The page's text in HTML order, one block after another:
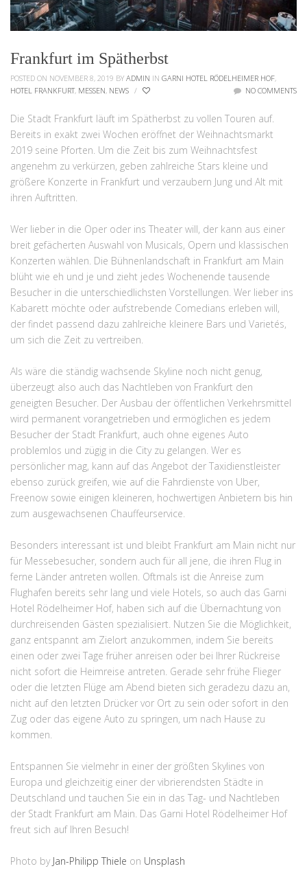
Frankfurt im Spätherbst
POSTED ON NOVEMBER 8, 2019 BY ADMIN IN GARNI HOTEL RÖDELHEIMER HOF,
HOTEL FRANKFURT, MESSEN, NEWS / NO COMMENTS
Die Stadt Frankfurt läuft im Spätherbst zu vollen Touren auf.
Bereits in exakt zwei Wochen eröffnet der Weihnachtsmarkt
2019 seine Pforten. Um die Zeit bis zum Weihnachtsfest
angenehm zu verkürzen, geben zahlreiche Stars kleine und
größere Konzerte in Frankfurt und verzaubern Jung und Alt mit
ihren Auftritten.
Wer lieber in die Oper oder ins Theater will, der kann aus einer
breit gefächerten Auswahl von Musicals, Opern und klassischen
Konzerten wählen. Die Bühnenlandschaft in Frankfurt am Main
blüht wie eh und je und zieht jedes Wochenende tausende
Besucher in die unterschiedlichsten Vorstellungen. Wer lieber ins
Kabarett möchte oder aufstrebende Comedians erleben will,
der findet passend dazu zahlreiche kleinere Bars und Varietés,
um sich die Zeit zu vertreiben.
Als wäre die ständig wachsende Skyline noch nicht genug,
überzeugt also auch das Nachtleben von Frankfurt den
geneigten Besucher. Der Ausbau der öffentlichen Verkehrsmittel
wird permanent vorangetrieben und ermöglichen es jedem
Besucher der Stadt Frankfurt, auch ohne eigenes Auto
problemlos und zügig in die City zu gelangen. Wer es
persönlicher mag, kann auf das Angebot der Taxidienstleister
ebenso zurück greifen, wie auf die Fahrdienste von Uber,
Freenow sowie einigen kleineren, hochwertigen Anbietern bis hin
zum ausgewachsenen Chauffeurservice.
Besonders interessant ist und bleibt Frankfurt am Main nicht nur
für Messebesucher, sondern auch für all jene, die ihren Flug in
ferne Länder antreten wollen. Oftmals ist die Anreise zum
Flughafen bereits sehr lang und viele Hotels, so auch das Garni
Hotel Rödelheimer Hof, haben sich auf die Übernachtung von
durchreisenden Gästen spezialisiert. Nutzen Sie die Möglichkeit,
ganz entspannt am Zielort anzukommen, indem Sie bereits
einen oder zwei Tage früher anreisen oder bei Ihrer Rückreise
nicht sofort die Heimreise antreten. Gerade sehr frühe Flieger
oder die letzten Flüge am Abend bieten sich geradezu dazu an,
nicht auf den letzten Drücker vor Ort zu sein oder sofort in den
Zug oder das eigene Auto zu springen, um nach Hause zu
kommen.
Entspannen Sie vielmehr in einer der größten Skylines von
Europa und gleichzeitig einer der vibrierendsten Städte in
Deutschland und tauchen Sie ein in das Tag- und Nachtleben
der Stadt Frankfurt am Main. Das Garni Hotel Rödelheimer Hof
freut sich auf Ihren Besuch!
Photo by Jan-Philipp Thiele on Unsplash